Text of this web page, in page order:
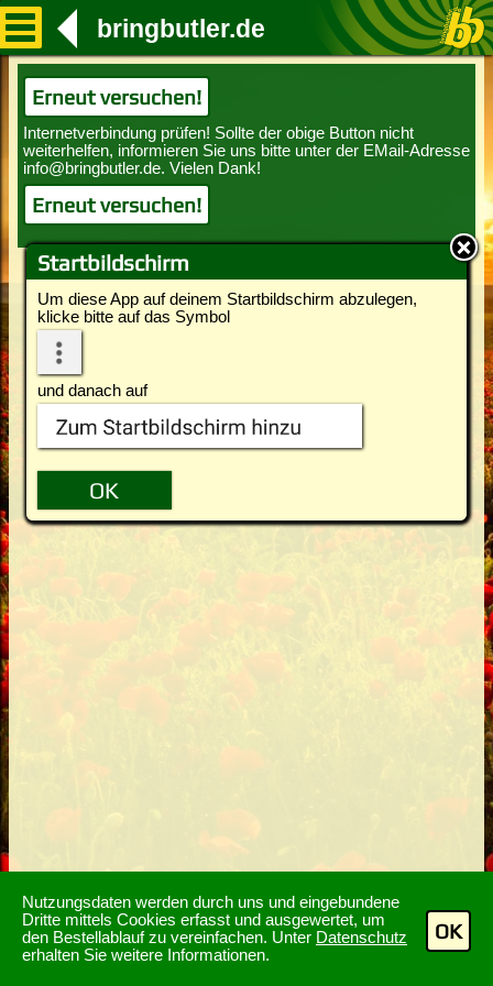
Nutzungsdaten werden durch uns und eingebundene
Dritte mittels Cookies erfasst und ausgewertet, um
den Bestellablauf zu vereinfachen. Unter Datenschutz
erhalten Sie weitere Informationen.
OK
Startbildschirm
Um diese App auf deinem Startbildschirm abzulegen,
klicke bitte auf das Symbol
und danach auf
bringbutler.de
Erneut versuchen!
Erneut versuchen!